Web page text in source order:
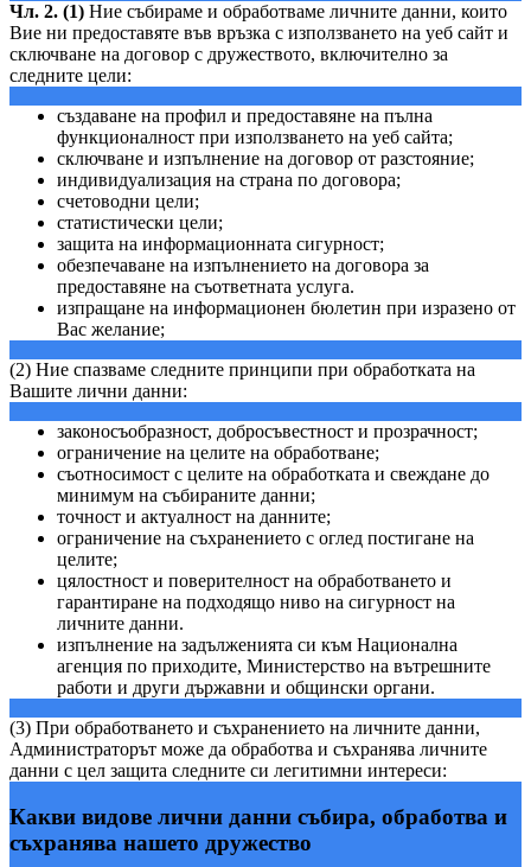
Чл. 2. (1) Ние събираме и обработваме личните данни, които
Вие ни предоставяте във връзка с използването на уеб сайт и
сключване на договор с дружеството, включително за
следните цели:
създаване на профил и предоставяне на пълна
функционалност при използването на уеб сайта;
сключване и изпълнение на договор от разстояние;
индивидуализация на страна по договора;
счетоводни цели;
статистически цели;
защита на информационната сигурност;
обезпечаване на изпълнението на договора за
предоставяне на съответната услуга.
изпращане на информационен бюлетин при изразено от
Вас желание;
(2) Ние спазваме следните принципи при обработката на
Вашите лични данни:
законосъобразност, добросъвестност и прозрачност;
ограничение на целите на обработване;
съотносимост с целите на обработката и свеждане до
минимум на събираните данни;
точност и актуалност на данните;
ограничение на съхранението с оглед постигане на
целите;
цялостност и поверителност на обработването и
гарантиране на подходящо ниво на сигурност на
личните данни.
изпълнение на задълженията си към Национална
агенция по приходите, Министерство на вътрешните
работи и други държавни и общински органи.
(3) При обработването и съхранението на личните данни,
Администраторът може да обработва и съхранява личните
данни с цел защита следните си легитимни интереси:
Какви видове лични данни събира, обработва и
съхранява нашето дружество